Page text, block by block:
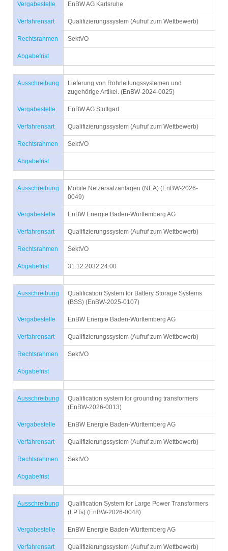
Vergabestelle EnBW AG Karlsruhe
Verfahrensart Qualifizierungssystem (Aufruf zum Wettbewerb)
Rechtsrahmen SektVO
Abgabefrist
Ausschreibung
Lieferung von Rohrleitungssystemen und
zugehörige Artikel. (EnBW-2024-0025)
Vergabestelle EnBW AG Stuttgart
Verfahrensart Qualifizierungssystem (Aufruf zum Wettbewerb)
Rechtsrahmen SektVO
Abgabefrist
Ausschreibung
Mobile Netzersatzanlagen (NEA) (EnBW-2026-
0049)
Vergabestelle EnBW Energie Baden-Württemberg AG
Verfahrensart Qualifizierungssystem (Aufruf zum Wettbewerb)
Rechtsrahmen SektVO
Abgabefrist 31.12.2032 24:00
Ausschreibung
Qualification System for Battery Storage Systems
(BSS) (EnBW-2025-0107)
Vergabestelle EnBW Energie Baden-Württemberg AG
Verfahrensart Qualifizierungssystem (Aufruf zum Wettbewerb)
Rechtsrahmen SektVO
Abgabefrist
Ausschreibung
Qualification system for grounding transformers
(EnBW-2026-0013)
Vergabestelle EnBW Energie Baden-Württemberg AG
Verfahrensart Qualifizierungssystem (Aufruf zum Wettbewerb)
Rechtsrahmen SektVO
Abgabefrist
Ausschreibung
Qualification System for Large Power Transformers
(LPTs) (EnBW-2026-0048)
Vergabestelle EnBW Energie Baden-Württemberg AG
Verfahrensart Qualifizierungssystem (Aufruf zum Wettbewerb)